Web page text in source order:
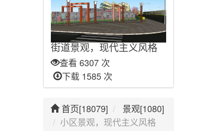
街道景观，现代主义风格
查看 6307 次
下载 1585 次
首页[18079]
景观[1080]
小区景观，现代主义风格